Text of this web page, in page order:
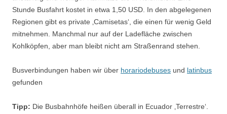
Stunde Busfahrt kostet in etwa 1,50 USD. In den abgelegenen
Regionen gibt es private ‚Camisetas‘, die einen für wenig Geld
mitnehmen. Manchmal nur auf der Ladefläche zwischen
Kohlköpfen, aber man bleibt nicht am Straßenrand stehen.
Busverbindungen haben wir über horariodebuses und latinbus
gefunden
Tipp: Die Busbahnhöfe heißen überall in Ecuador ‚Terrestre‘.